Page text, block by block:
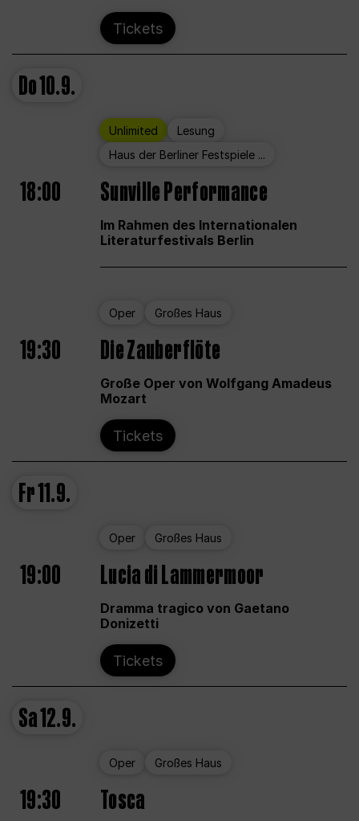
Tickets
Do10.9.
Unlimited
Lesung
Haus der Berliner Festspiele ...
18:00 Sunville Performance
Im Rahmen des Internationalen
Literaturfestivals Berlin
Oper Großes Haus
19:30 Die Zauberflöte
Große Oper von Wolfgang Amadeus
Mozart
Tickets
Fr11.9.
Oper Großes Haus
19:00 Lucia di Lammermoor
Dramma tragico von Gaetano
Donizetti
Tickets
Sa12.9.
Oper Großes Haus
19:30 Tosca